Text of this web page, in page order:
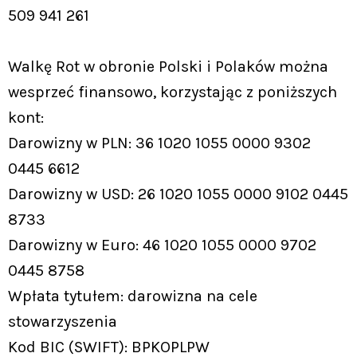
509 941 261
Walkę Rot w obronie Polski i Polaków można
wesprzeć finansowo, korzystając z poniższych
kont:
Darowizny w PLN: 36 1020 1055 0000 9302
0445 6612
Darowizny w USD: 26 1020 1055 0000 9102 0445
8733
Darowizny w Euro: 46 1020 1055 0000 9702
0445 8758
Wpłata tytułem: darowizna na cele
stowarzyszenia
Kod BIC (SWIFT): BPKOPLPW